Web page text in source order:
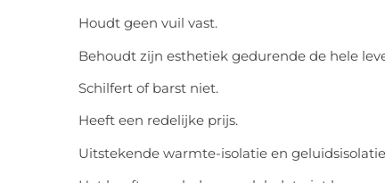
Houdt geen vuil vast.
Behoudt zijn esthetiek gedurende de hele
Schilfert of barst niet.
Heeft een redelijke prijs.
Uitstekende warmte-isolatie en